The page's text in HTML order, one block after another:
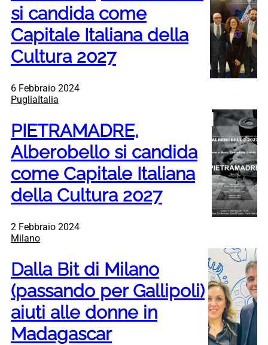
si candida come
Capitale Italiana della
Cultura 2027
6 Febbraio 2024
PugliaItalia
PIETRAMADRE,
Alberobello si candida
come Capitale Italiana
della Cultura 2027
2 Febbraio 2024
Milano
Dalla Bit di Milano
(passando per Gallipoli)
aiuti alle donne in
Madagascar